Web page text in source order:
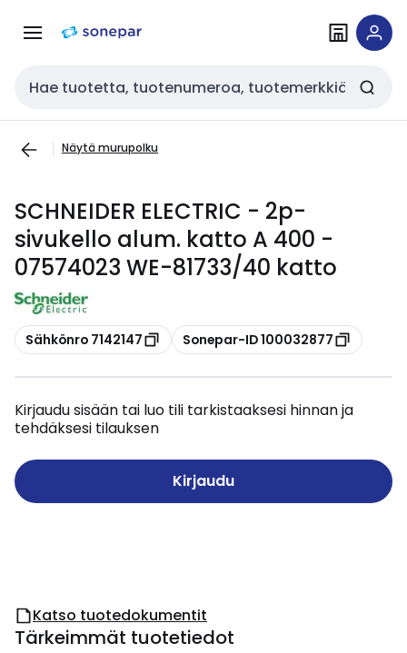
navigointiinsisältöön
Haku
Näytä murupolku
SCHNEIDER ELECTRIC - 2p-
sivukello alum. katto A 400 -
07574023 WE-81733/40 katto
Kopioi
Sähkönro 7142147 Kopioi
Sonepar-ID 100032877
Kirjaudu sisään tai luo tili tarkistaaksesi hinnan ja
tehdäksesi tilauksen
Kirjaudu
Katso tuotedokumentit
Tärkeimmät tuotetiedot